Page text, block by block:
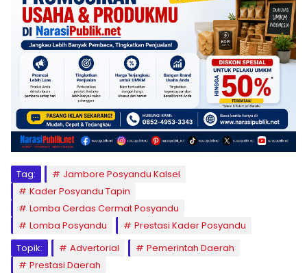
Tag:
Jambore Posyandu Kalsel
Kader Posyandu Tapin
Lomba Cerdas Cermat Posyandu
Lomba Posyandu
Prestasi Kader Posyandu
Topik:
Advertorial
Pemerintah Daerah
Prestasi Daerah